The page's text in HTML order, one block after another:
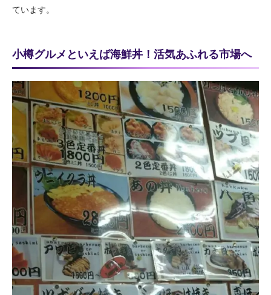
ています。
小樽グルメといえば海鮮丼！活気あふれる市場へ